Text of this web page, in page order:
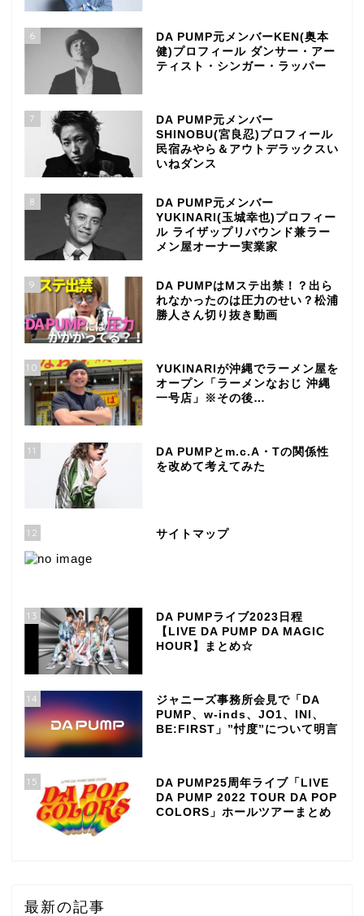
6
DA PUMP元メンバーKEN(奥本
健)プロフィール ダンサー・アー
ティスト・シンガー・ラッパー
7
DA PUMP元メンバー
SHINOBU(宮良忍)プロフィール
民宿みやら＆アウトデラックスい
いねダンス
8
DA PUMP元メンバー
YUKINARI(玉城幸也)プロフィー
ル ライザップリバウンド兼ラー
メン屋オーナー実業家
9
DA PUMPはMステ出禁！？出ら
れなかったのは圧力のせい？松浦
勝人さん切り抜き動画
10
YUKINARIが沖縄でラーメン屋を
オープン「ラーメンなおじ 沖縄
一号店」※その後…
11
DA PUMPとm.c.A・Tの関係性
を改めて考えてみた
12 サイトマップ
13
DA PUMPライブ2023日程
【LIVE DA PUMP DA MAGIC
HOUR】まとめ☆
14
ジャニーズ事務所会見で「DA
PUMP、w-inds、JO1、INI、
BE:FIRST」”忖度”について明言
15
DA PUMP25周年ライブ「LIVE
DA PUMP 2022 TOUR DA POP
COLORS」ホールツアーまとめ
最新の記事